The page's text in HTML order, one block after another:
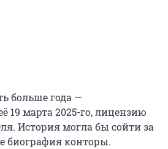
больше года —
19 марта 2025-го, лицензию
История могла бы сойти за
биография конторы.